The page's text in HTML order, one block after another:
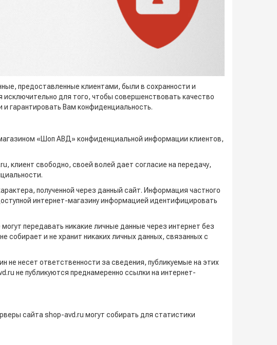
предоставленные клиентами, были в сохранности и
для того, чтобы совершенствовать качество
гарантировать Вам конфиденциальность.
«Шоп АВД» конфиденциальной информации клиентов,
клиент свободно, своей волей дает согласие на передачу,
полученной через данный сайт. Информация частного
интернет-магазину информацией идентифицировать
передавать никакие личные данные через интернет без
собирает и не хранит никаких личных данных, связанных с
не несет ответственности за сведения, публикуемые на этих
не публикуются преднамеренно ссылки на интернет-
сайта shop-avd.ru могут собирать для статистики